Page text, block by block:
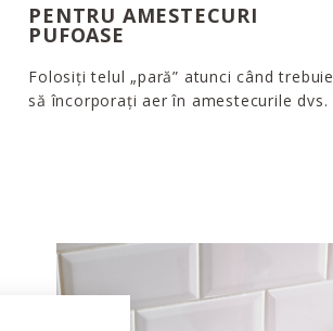
PENTRU AMESTECURI
PUFOASE
Folosiți telul „pară” atunci când trebuie
să încorporați aer în amestecurile dvs.